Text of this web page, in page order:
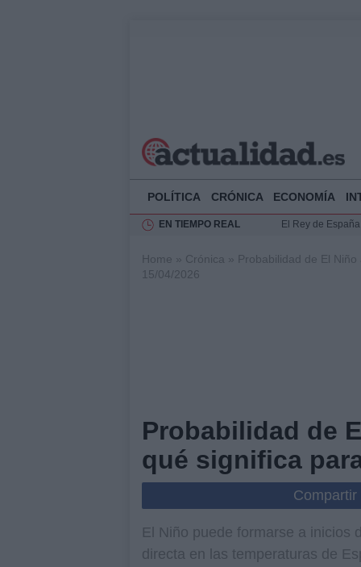
POLÍTICA CRÓNICA ECONOMÍA
EN TIEMPO REAL
El Rey de
Análisis de la
Home » Crónica » Probabilidad de El
15/04/2026
Probabilidad de
qué significa
El Niño puede formarse a inicios
directa en las temperaturas de